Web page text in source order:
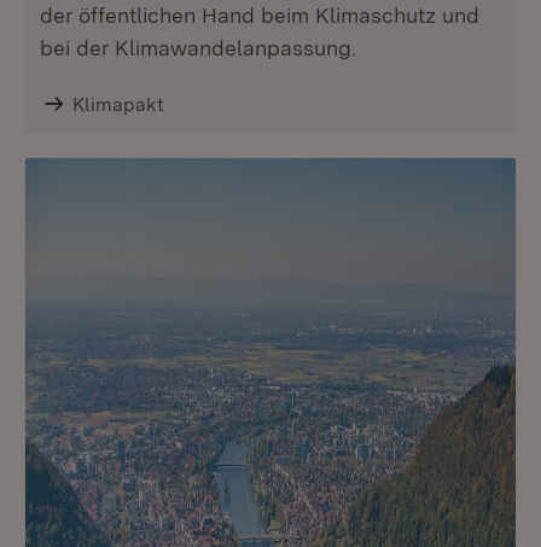
der öffentlichen Hand beim Klimaschutz und
bei der Klima­wandelanpassung.
Klimapakt